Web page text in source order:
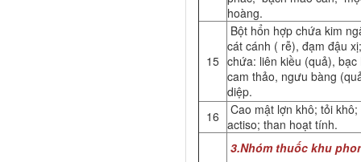
hoàng.
15
Bột hổn hợp chứa kim
cát cánh ( rễ), đạm đậu
chứa: liên kiều (quả), bạc
cam thảo, ngưu bàng
diệp.
16
Cao mật lợn khô; tỏi
actiso; than hoạt tính.
3.Nhóm thuốc khu